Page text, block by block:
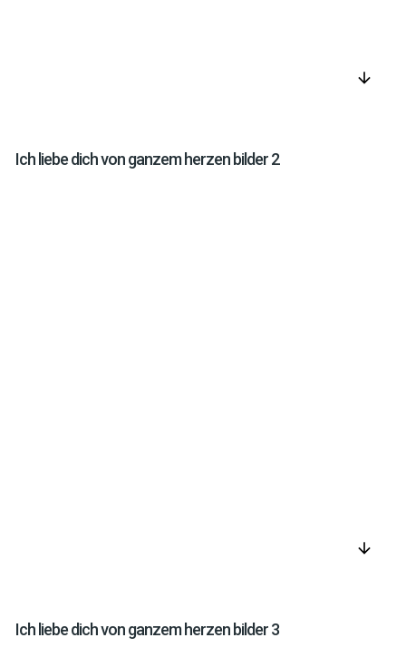
arrow_downward
Ich liebe dich von ganzem herzen bilder 2
arrow_downward
Ich liebe dich von ganzem herzen bilder 3